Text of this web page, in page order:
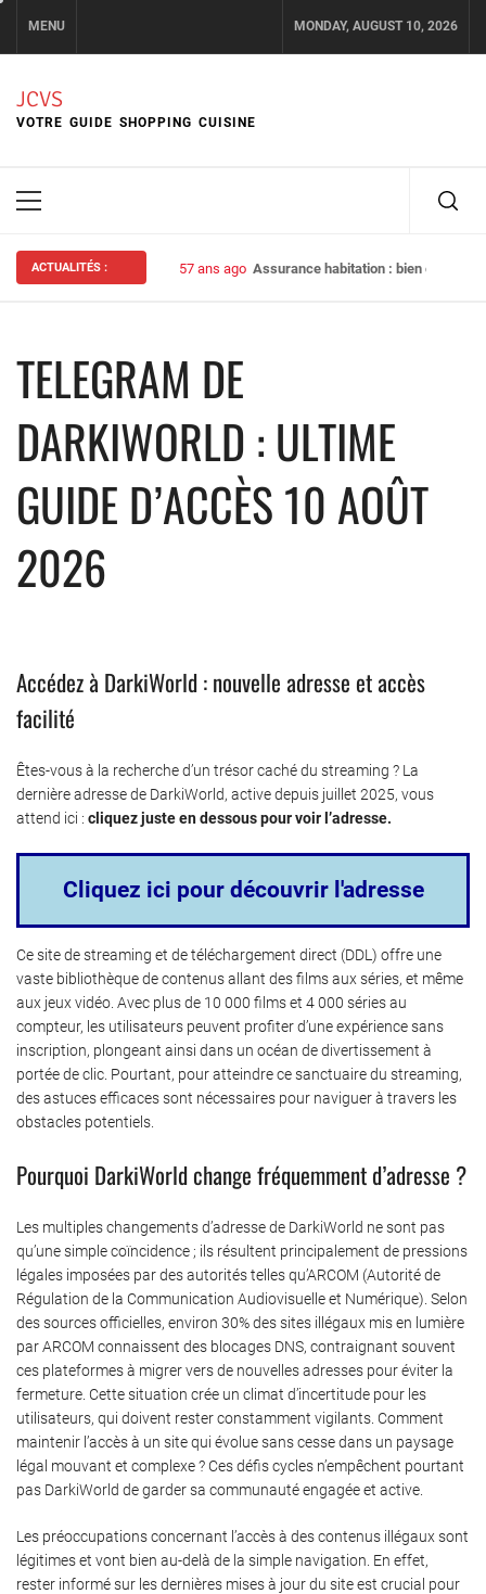
content
MENU MONDAY, AUGUST 10, 2026
JCVS
VOTRE GUIDE SHOPPING CUISINE
Primary
ACTUALITÉS : 57 ans ago Assurance habitation : bien choisir
TELEGRAM DE
DARKIWORLD : ULTIME
GUIDE D’ACCÈS 10 AOÛT
2026
Accédez à DarkiWorld : nouvelle adresse et accès
facilité
Êtes-vous à la recherche d’un trésor caché du streaming ? La
dernière adresse de DarkiWorld, active depuis juillet 2025, vous
attend ici : cliquez juste en dessous pour voir l’adresse.
Cliquez ici pour découvrir l'adresse
Ce site de streaming et de téléchargement direct (DDL) offre une
vaste bibliothèque de contenus allant des films aux séries, et même
aux jeux vidéo. Avec plus de 10 000 films et 4 000 séries au
compteur, les utilisateurs peuvent profiter d’une expérience sans
inscription, plongeant ainsi dans un océan de divertissement à
portée de clic. Pourtant, pour atteindre ce sanctuaire du streaming,
des astuces efficaces sont nécessaires pour naviguer à travers les
obstacles potentiels.
Pourquoi DarkiWorld change fréquemment d’adresse ?
Les multiples changements d’adresse de DarkiWorld ne sont pas
qu’une simple coïncidence ; ils résultent principalement de pressions
légales imposées par des autorités telles qu’ARCOM (Autorité de
Régulation de la Communication Audiovisuelle et Numérique). Selon
des sources officielles, environ 30% des sites illégaux mis en lumière
par ARCOM connaissent des blocages DNS, contraignant souvent
ces plateformes à migrer vers de nouvelles adresses pour éviter la
fermeture. Cette situation crée un climat d’incertitude pour les
utilisateurs, qui doivent rester constamment vigilants. Comment
maintenir l’accès à un site qui évolue sans cesse dans un paysage
légal mouvant et complexe ? Ces défis cycles n’empêchent pourtant
pas DarkiWorld de garder sa communauté engagée et active.
Les préoccupations concernant l’accès à des contenus illégaux sont
légitimes et vont bien au-delà de la simple navigation. En effet,
rester informé sur les dernières mises à jour du site est crucial pour